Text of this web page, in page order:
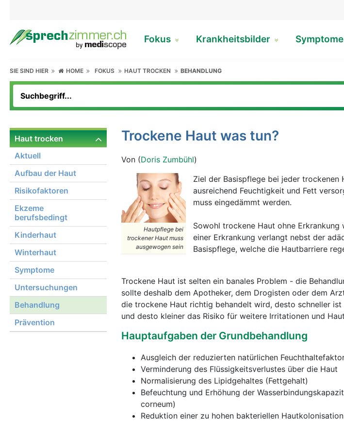
Fokus Krankheitsbilder Symptome
SIE SIND HIER HOME FOKUS HAUT TROCKEN BEHANDLUNG
Haut trocken
Aktuell
Aufbau der Haut
Risikofaktoren
Ekzeme
berufsbedingt
Kinderhaut
Winterhaut
Symptome
Untersuchungen
Behandlung
Prävention
Trockene Haut was tun?
Von (Doris Zumbühl)
Hautpflege bei
trockener Haut muss
ausgewogen sein
Ziel der Basispflege bei jeder trockenen
ausreichend Feuchtigkeit und Fett
muss eingedämmt werden.
Sowohl trockene Haut ohne
einer Erkrankung verlangt nebst der
Basispflege, welche die Hautbarriere
Trockene Haut ist selten ein banales Problem - die
sollte deshalb dem Apotheker, dem Drogisten oder dem
die trockene Haut richtig behandelt wird, desto schneller
und desto kleiner das Risiko für weitere Irritationen und
Hauptaufgaben der Grundbehandlung
Ausgleich der reduzierten natürlichen
Verminderung des Flüssigkeitsverlustes über die Haut
Normalisierung des Lipidgehaltes (Fettgehalt)
Befeuchtung und Erhöhung der
corneum)
Reduktion einer zu hohen bakteriellen Hautkolonisation